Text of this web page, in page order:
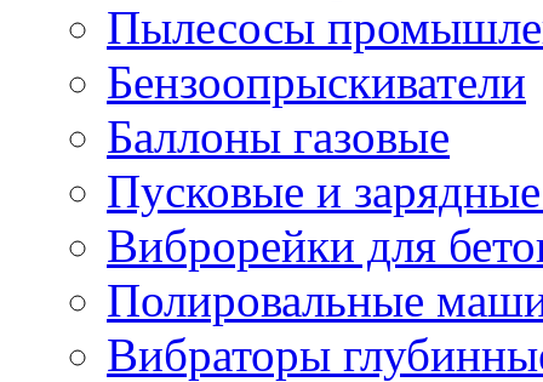
Пылесосы
Бензоопрыскиватели
Баллоны газовые
Пусковые и
Виброрейки для
Полировальные
Вибраторы